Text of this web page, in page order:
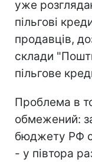
уже
пільгові
продавців,
склади
пільгове
Проблема в
обмежений:
бюджету РФ
- у півтора